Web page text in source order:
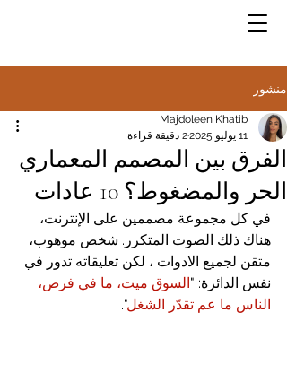
منشور
الفرق بين المصمم المعماري
الحر والمضغوط؟ 10 عادات
Majdoleen Khatib
11 يوليو 2025
2 دقيقة قراءة
في كل مجموعة مصممين على الإنترنت،
هناك ذلك الصوت المتكرر. شخص موهوب،
متقن لجميع الادوات ، لكن تعليقاته تدور في
نفس الدائرة: "السوق ميت، ما في فرص،
الناس ما عم تقدّر الشغل".